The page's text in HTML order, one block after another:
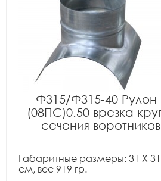
Ф315/Ф315-40 Рулон
(08ПС)0.50 врезка
сечения
Габаритные размеры: 31 X
см, вес 919 гр.